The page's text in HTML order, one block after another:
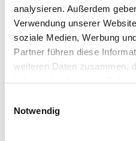
analysieren. Außerdem
Verwendung unserer
soziale Medien, Werbung
Partner führen diese
weiteren Daten zusammen,
haben oder die sie im
Notwendig
389.000,- € VERKAUFT
Warberg